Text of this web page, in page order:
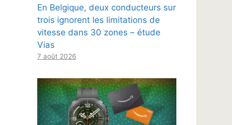
En Belgique, deux conducteurs sur
trois ignorent les limitations de
vitesse dans 30 zones – étude
Vias
7 août 2026